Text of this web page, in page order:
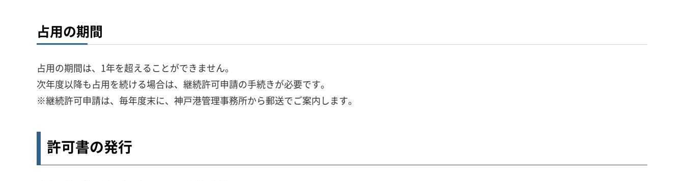
占用の期間
占用の期間は、1年を超えることができません。
次年度以降も占用を続ける場合は、継続許可申請の手続きが必要です。
※継続許可申請は、毎年度末に、神戸港管理事務所から郵送でご案内します。
許可書の発行